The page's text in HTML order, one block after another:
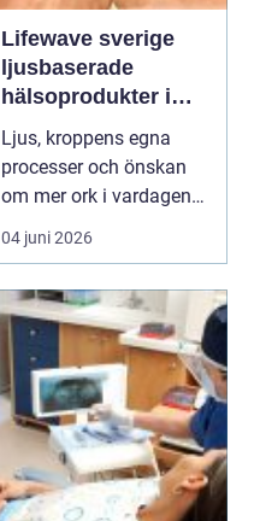
Lifewave sverige
ljusbaserade
hälsoprodukter i
fokus
Ljus, kroppens egna
processer och önskan
om mer ork i vardagen
möts i ett växande
intresse för fototerapi
Sverige söker många
efter skonsamma
metoder som kan stödja
återhämtning, energi och
allmänt välbefinnande
utan ingrepp eller...
04 juni 2026